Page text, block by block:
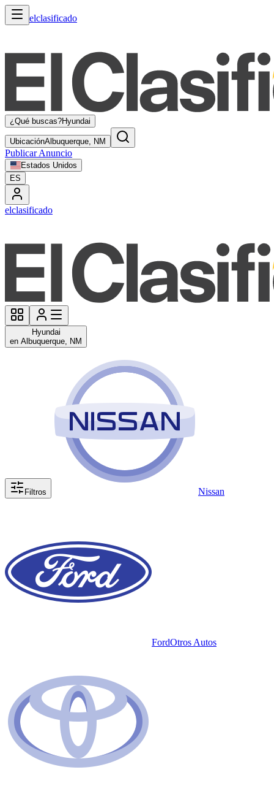
elclasificado
¿Qué buscas?Hyundai
UbicaciónAlbuquerque, NM
Publicar Anuncio
Estados Unidos
ES
elclasificado
Hyundai
en Albuquerque, NM
Filtros Nissan
FordOtros Autos